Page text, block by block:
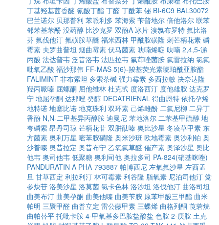
丁基羟基茴香醚 氰酸丁酯 丁醛 丁酰苯 铋 BI-6C9 BAL30072
巴兰诺尔 贝那普利 苯哌利多 苯海索 苄普地尔 倍他洛尔 联苯
邻苯基苯酚 没药醇 比沙克罗 双酚A 冰片 溴氯布罗特 氟比洛
芬 氟伐他汀 氟磺胺草醚 福米西林 甲酰胺磺隆 刺芒柄花素 磷
霉素 夫罗曲普坦 烟曲霉素 伏马菌素 呋喃烯啶 呋喃 2,4,5-涕
丙酸 法达普韦 泛昔洛韦 法匹拉韦 氟茚唑菌胺 氟雷拉纳 氯氟
吡氧乙酸 福沙那伟 FF-MAS 5(6)-羧基荧光素琥珀酰亚胺酯
FALIMINT 非布索坦 多索茶碱 强力霉素 多西拉敏 决奈达隆
羟丙哌嗪 屈螺酮 屈他维林 杜克甙 度洛西汀 度他雄胺 达克罗
宁 地屈孕酮 达那唑 癸醇 DECATRIENAL 得曲恩特 依托孕烯
地特诺 地塞比诺 地克珠利 双环素 己烯雌酚 二氟尼柳 二异丁
香酚 N,N-二甲基异丙醇胺 迪曼尼 苯地洛尔 二苯基甲硫醇 地
夸磷索 昂丹司琼 芒柄花苷 双肼酞嗪 奥比沙星 冬凌草甲素 东
方菌素 奥利万星 嘧苯胺磺隆 奥米沙班 欧地霉素 奥沙利铂 奥
沙普嗪 奥昔拉定 奥昔布宁 乙氧氟草醚 催产素 奥泽沙星 奥比
他韦 奥司他韦 低聚糖 奥利司他 奥拉多司 PA-824(硝基咪唑)
PANDURATIN A PHA-793887 帕博西尼 左氧氟沙星 左西孟
旦 甘草西定 利拉利汀 林可霉素 利谷隆 脂氧素 尼泊司他汀 党
参炔苷 洛美沙星 洛莫菌 氯卡色林 洛沙坦 洛伐他汀 曲洛司坦
曲美布汀 曲美孕酮 曲美他嗪 曲美苄胺 原苯甲酸三甲酯 曲米
帕明 三聚甲醛 曲普立定 雷公藤甲素 三蝶烯 曲格列酮 莨菪烷
曲帕替平 托吡卡胺 4-甲氧基多巴胺盐酸盐 色胺 2-庚胺 土克